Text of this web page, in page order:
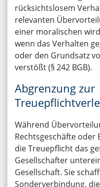
rücksichtslosem
relevanten
einer moralischen
wenn das Verhalten
oder den Grundsatz
verstößt (§ 242 BGB).
Abgrenzung zur
Während
Rechtsgeschäfte oder
die Treuepflicht das
Gesellschafter
Gesellschaft. Sie
Sonderverbindung,